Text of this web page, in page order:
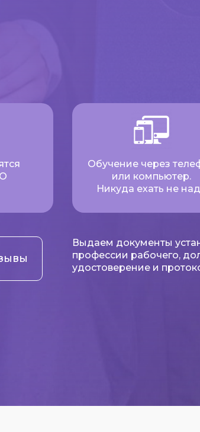
Обучение через
или компьютер.
Никуда ехать не
Выдаем документы
профессии рабочего,
удостоверение и